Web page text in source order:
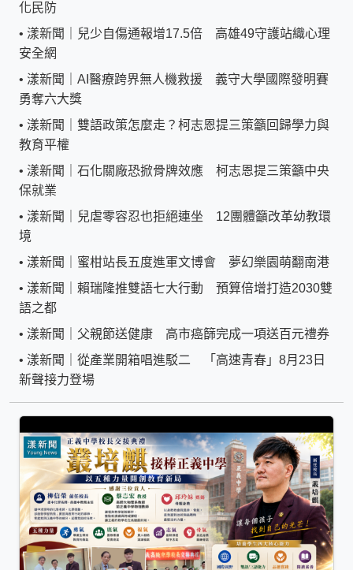
化民防
• 漾新聞｜兒少自傷通報增17.5倍 高雄49守護站織心理
安全網
• 漾新聞｜AI醫療跨界無人機救援 義守大學國際發明賽
勇奪六大獎
• 漾新聞｜雙語政策怎麼走？柯志恩提三策籲回歸學力與
教育平權
• 漾新聞｜石化關廠恐掀骨牌效應 柯志恩提三策籲中央
保就業
• 漾新聞｜兒虐零容忍也拒絕連坐 12團體籲改革幼教環
境
• 漾新聞｜蜜柑站長五度進軍文博會 夢幻樂園萌翻南港
• 漾新聞｜賴瑞隆推雙語七大行動 預算倍增打造2030雙
語之都
• 漾新聞｜父親節送健康 高市癌篩完成一項送百元禮券
• 漾新聞｜從產業開箱唱進駁二 「高速青春」8月23日
新聲接力登場